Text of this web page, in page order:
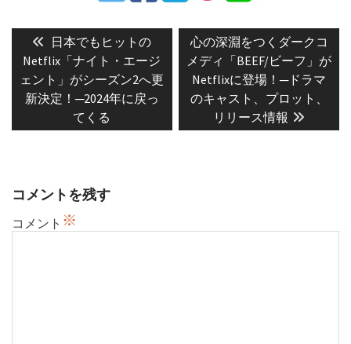
ナ
ビ
ゲ
ン
Previous
post:
日本でもヒットの
Netflix「ナイト・エージ
ェント」がシーズン2へ更
新決定！─2024年に戻っ
てくる
Next
post:
心の深淵をつくダークコ
メディ「BEEF/ビーフ」が
Netflixに登場！─ドラマ
のキャスト、プロット、
リリース情報
コメントを残す
コメント ※